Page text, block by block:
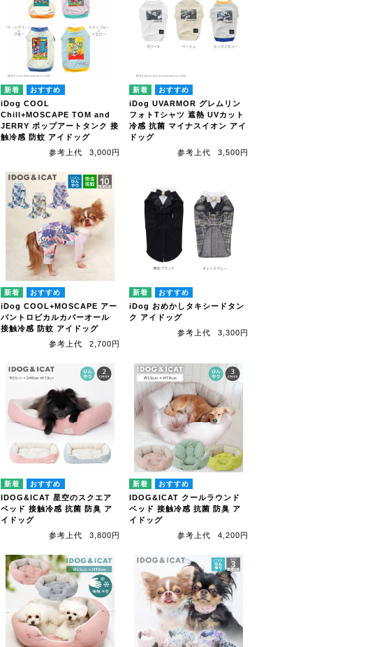
iDog COOL
Chill+MOSCAPE TOM and
JERRY ポップアートタンク 接
触冷感 防蚊 アイドッグ
参考上代
3,000円
iDog UVARMOR グレムリン
フォトTシャツ 遮熱 UVカット
冷感 抗菌 マイナスイオン アイ
ドッグ
参考上代
3,500円
iDog COOL+MOSCAPE アー
バントロピカルカバーオール
接触冷感 防蚊 アイドッグ
参考上代
2,700円
iDog おめかしタキシードタン
ク アイドッグ
参考上代
3,300円
IDOG&ICAT 星空のスクエア
ベッド 接触冷感 抗菌 防臭 ア
イドッグ
参考上代
3,800円
IDOG&ICAT クールラウンド
ベッド 接触冷感 抗菌 防臭 ア
イドッグ
参考上代
4,200円